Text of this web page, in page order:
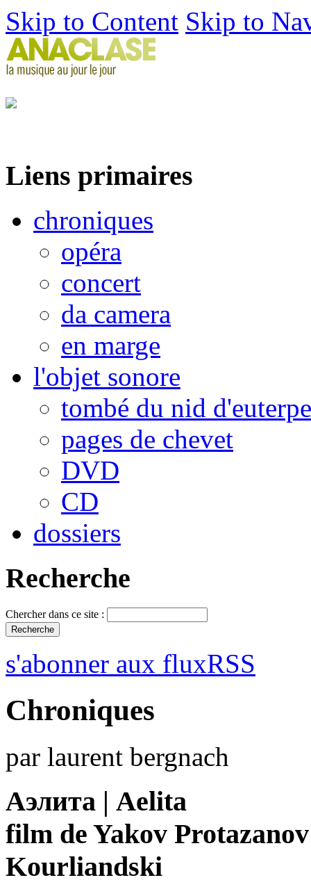
Skip to Content Skip to
Liens primaires
chroniques
opéra
concert
da camera
en marge
l'objet sonore
tombé du nid d'euterpe
pages de chevet
DVD
CD
dossiers
Recherche
Chercher dans ce site :
s'abonner aux fluxRSS
Chroniques
par laurent bergnach
Аэлита | Aelita
film de Yakov
Kourliandski